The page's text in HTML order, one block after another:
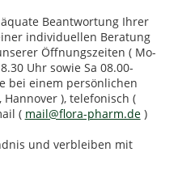
Beantwortung Ihrer
individuellen Beratung
Öffnungszeiten ( Mo-
Uhr sowie Sa 08.00-
bei einem persönlichen
Hannover ), telefonisch (
( mail@flora-pharm.de)
und verbleiben mit